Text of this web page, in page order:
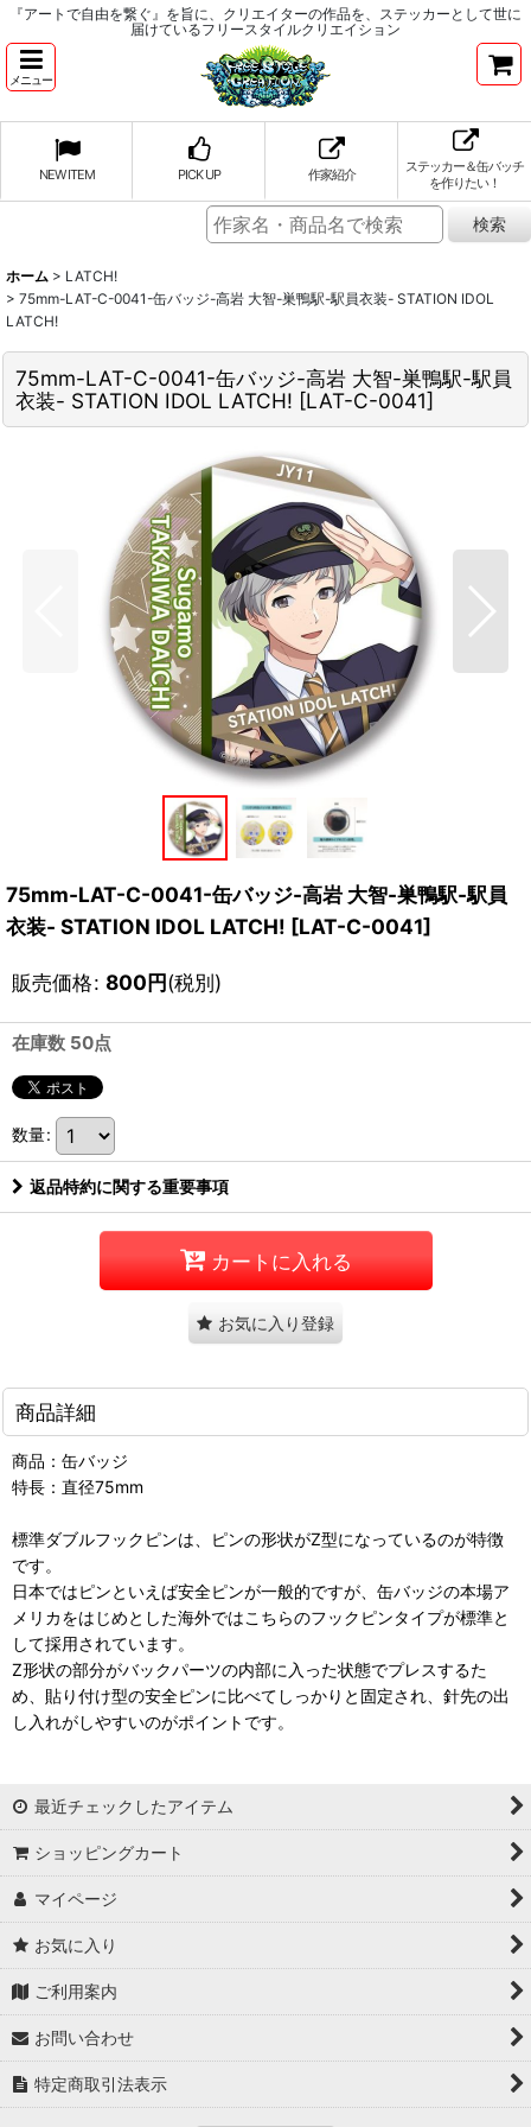
『アートで自由を繋ぐ』を旨に、クリエイターの作品を、ステッカーとして世に
届けているフリースタイルクリエイション
メニュー
NEW ITEM PICK UP 作家紹介
ステッカー＆缶バッチ
を作りたい！
ホーム > LATCH!
> 75mm-LAT-C-0041-缶バッジ-高岩 大智-巣鴨駅-駅員衣装- STATION IDOL
LATCH!
75mm-LAT-C-0041-缶バッジ-高岩 大智-巣鴨駅-駅員
衣装- STATION IDOL LATCH! [LAT-C-0041]
75mm-LAT-C-0041-缶バッジ-高岩 大智-巣鴨駅-駅員
衣装- STATION IDOL LATCH! [LAT-C-0041]
販売価格: 800円(税別)
在庫数 50点
数量:
返品特約に関する重要事項
カートに入れる
お気に入り登録
商品詳細
商品：缶バッジ
特長：直径75mm
標準ダブルフックピンは、ピンの形状がZ型になっているのが特徴
です。
日本ではピンといえば安全ピンが一般的ですが、缶バッジの本場ア
メリカをはじめとした海外ではこちらのフックピンタイプが標準と
して採用されています。
Z形状の部分がバックパーツの内部に入った状態でプレスするた
め、貼り付け型の安全ピンに比べてしっかりと固定され、針先の出
し入れがしやすいのがポイントです。
最近チェックしたアイテム
ショッピングカート
マイページ
お気に入り
ご利用案内
お問い合わせ
特定商取引法表示